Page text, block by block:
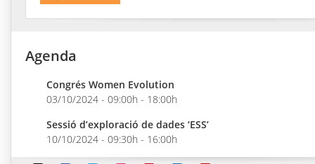
Agenda
Congrés Women Evolution
03/10/2024 - 09:00h - 18:00h
Sessió d’exploració de dades ‘ESS’
10/10/2024 - 09:30h - 16:00h